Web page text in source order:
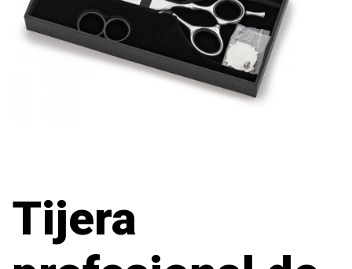
Tijera